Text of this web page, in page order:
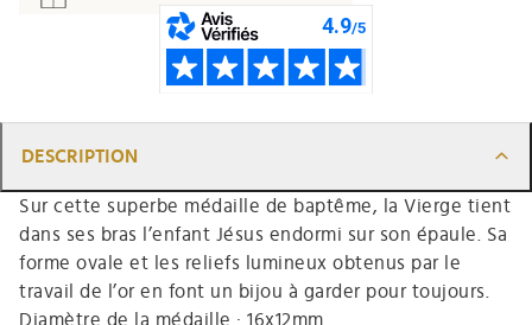
DESCRIPTION
Sur cette superbe médaille de baptême, la Vierge tient
dans ses bras l’enfant Jésus endormi sur son épaule. Sa
forme ovale et les reliefs lumineux obtenus par le
travail de l’or en font un bijou à garder pour toujours.
Diamètre de la médaille : 16x12mm